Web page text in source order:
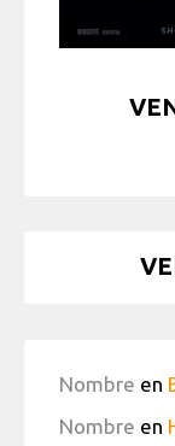
Nombre en
Nombre en